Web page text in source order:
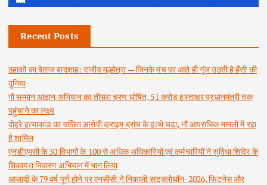
Recent Posts
ठहाकों का बेताज बादशाह: राजीव मल्होत्रा — जिनके मंच पर आते ही गूंज उठती है हँसी की
दुनिया
गौ सम्मान आह्वान अभियान का तीसरा चरण घोषित, 51 करोड़ हस्ताक्षर प्रधानमंत्री तक
पहुंचाने का लक्ष्य
दोहरे हत्याकांड का वांछित आरोपी क्राइम ब्रांच के हत्थे चढ़ा, नौ आपराधिक मामलों में रहा
है शामिल
एनडीएमसी के 30 विभागों के 100 से अधिक अधिकारियों एवं कर्मचारियों ने सुविधा शिविर के
शिकायत निवारण अभियान में भाग लिया
आजादी के 79 वर्ष पूर्ण होने पर एनसीसी ने निकाली साइक्लोथॉन-2026, फिटनेस और